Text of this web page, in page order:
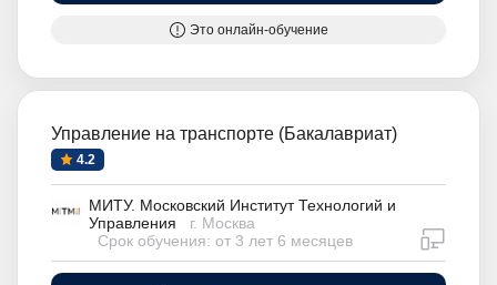
Это онлайн-обучение
Управление на транспорте (Бакалавриат)
4.2
МИТУ. Московский Институт Технологий и
Управления
г. Москва
Срок обучения: от 3 лет 6 месяцев